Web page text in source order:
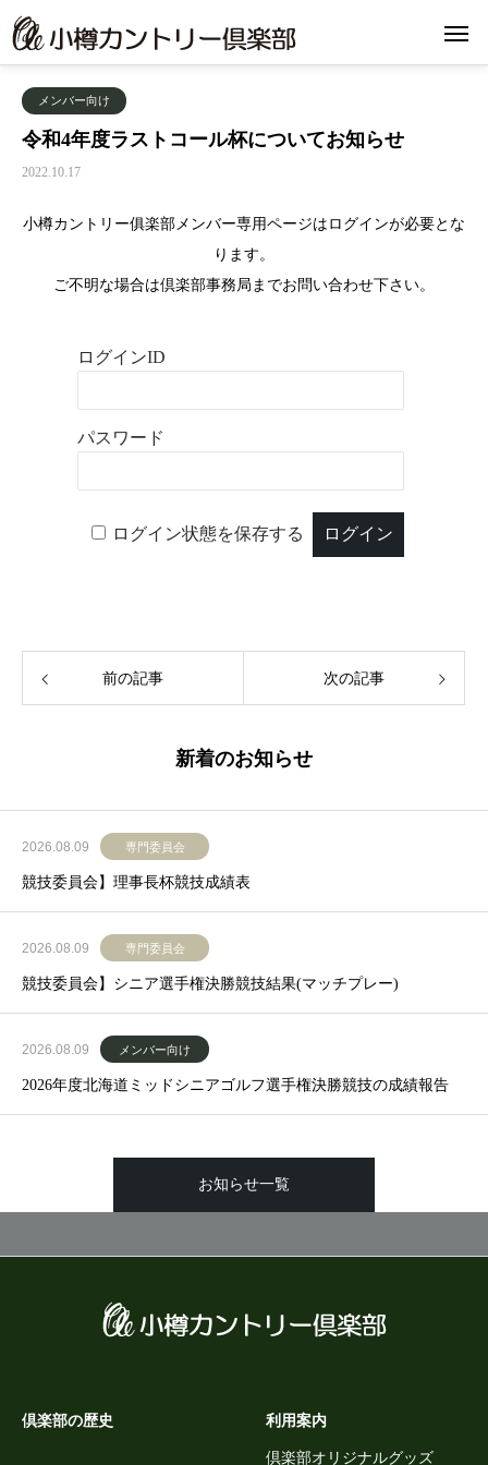
メンバー向け
令和4年度ラストコール杯についてお知らせ
2022.10.17
小樽カントリー俱楽部メンバー専用ページはログインが必要とな
ります。
ご不明な場合は倶楽部事務局までお問い合わせ下さい。
ログインID
パスワード
ログイン状態を保存する
前の記事 次の記事
新着のお知らせ
2026.08.09 専門委員会
競技委員会】理事長杯競技成績表
2026.08.09 専門委員会
競技委員会】シニア選手権決勝競技結果(マッチプレー)
2026.08.09 メンバー向け
2026年度北海道ミッドシニアゴルフ選手権決勝競技の成績報告
お知らせ一覧
倶楽部の歴史 利用案内
倶楽部オリジナルグッズ